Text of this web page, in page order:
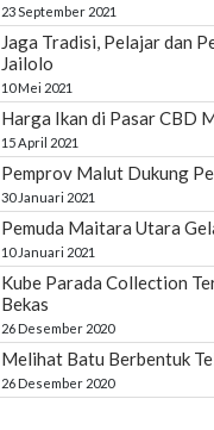
23 September 2021
Jaga Tradisi, Pelajar dan
Jailolo
10 Mei 2021
Harga Ikan di Pasar CBD
15 April 2021
Pemprov Malut Dukung
30 Januari 2021
Pemuda Maitara Utara
10 Januari 2021
Kube Parada Collection
Bekas
26 Desember 2020
Melihat Batu Berbentuk
26 Desember 2020